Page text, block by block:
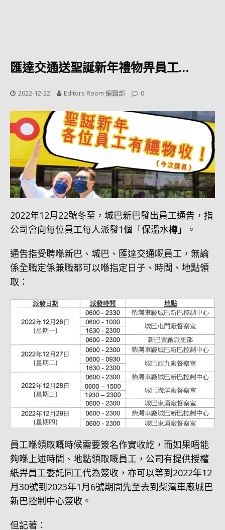
匯達交通送聖誕新年禮物畀員工…
2022-12-22 Editors Room 編輯部 0
2022年12月22號冬至，城巴新巴發出員工通告，指
公司會向每位員工每人派發1個「保溫水樽」。
通告指受聘喺新巴、城巴、匯達交通嘅員工，無論
係全職定係兼職都可以喺指定日子、時間、地點領
取：
員工喺領取嘅時候需要簽名作實收訖，而如果唔能
夠喺上述時間、地點領取嘅員工，公司有提供授權
紙畀員工委託同工代為簽收，亦可以等到2022年12
月30號到2023年1月6號期間先至去到柴灣車廠城巴
新巴控制中心簽收。
但記著：